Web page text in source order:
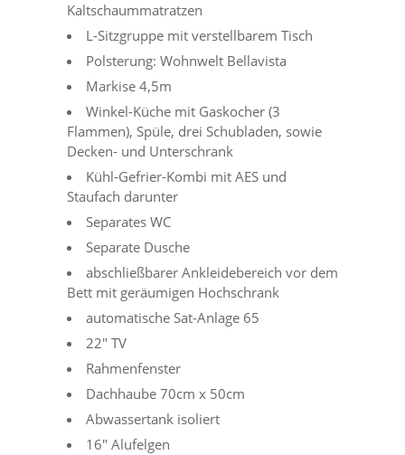
Kaltschaummatratzen
L-Sitzgruppe mit verstellbarem Tisch
Polsterung: Wohnwelt Bellavista
Markise 4,5m
Winkel-Küche mit Gaskocher (3
Flammen), Spüle, drei Schubladen, sowie
Decken- und Unterschrank
Kühl-Gefrier-Kombi mit AES und
Staufach darunter
Separates WC
Separate Dusche
abschließbarer Ankleidebereich vor dem
Bett mit geräumigen Hochschrank
automatische Sat-Anlage 65
22″ TV
Rahmenfenster
Dachhaube 70cm x 50cm
Abwassertank isoliert
16″ Alufelgen